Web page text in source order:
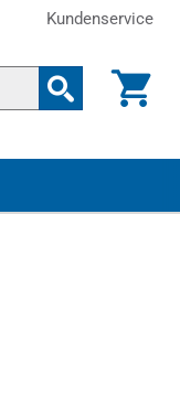
Kundenservice